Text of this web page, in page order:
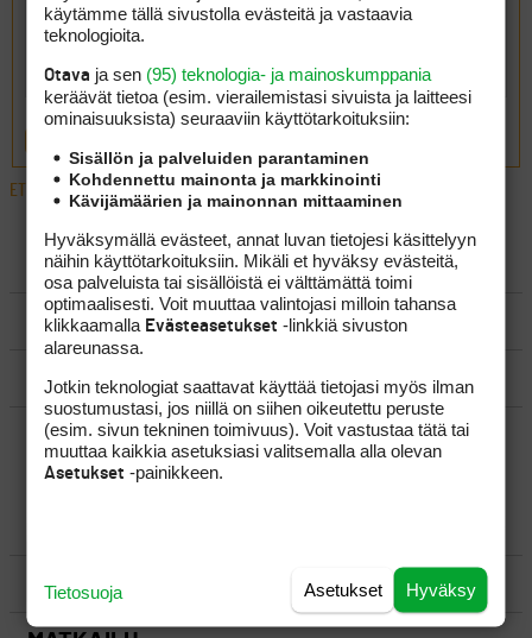
ETUSIVU › FOORUMIT › SÄÄNNÖT › JATKAMINEN ESTEALUEELTA
LUO AIHE
SÄÄNNÖT
OHJEET
UUSIMMAT VIESTIKETJUT
VÄLINEET
käytämme tällä sivustolla evästeitä ja vastaavia
teknologioita.
Otava ja sen (95) teknologia- ja mainoskumppania
keräävät tietoa (esim. vierailemis­tasi sivuista ja laitteesi
ominaisuuk­sista) seuraaviin käyttötarkoituksiin:
Sisällön ja palveluiden parantaminen
Kohdennettu mainonta ja markkinointi
Kävijämäärien ja mainonnan mittaaminen
Hyväksymällä evästeet, annat luvan tietojesi käsittelyyn
näihin käyttötarkoituksiin. Mikäli et hyväksy evästeitä,
osa palveluista tai sisällöistä ei välttämättä toimi
optimaalisesti. Voit muuttaa valintojasi milloin tahansa
klikkaamalla Evästeasetukset -linkkiä sivuston
alareunassa.
Jotkin teknologiat saattavat käyttää tietojasi myös ilman
suostumustasi, jos niillä on siihen oikeutettu peruste
(esim. sivun tekninen toimivuus). Voit vastustaa tätä tai
muuttaa kaikkia asetuksiasi valitsemalla alla olevan
Asetukset -painikkeen.
Hyväksy
Asetukset
Tietosuoja